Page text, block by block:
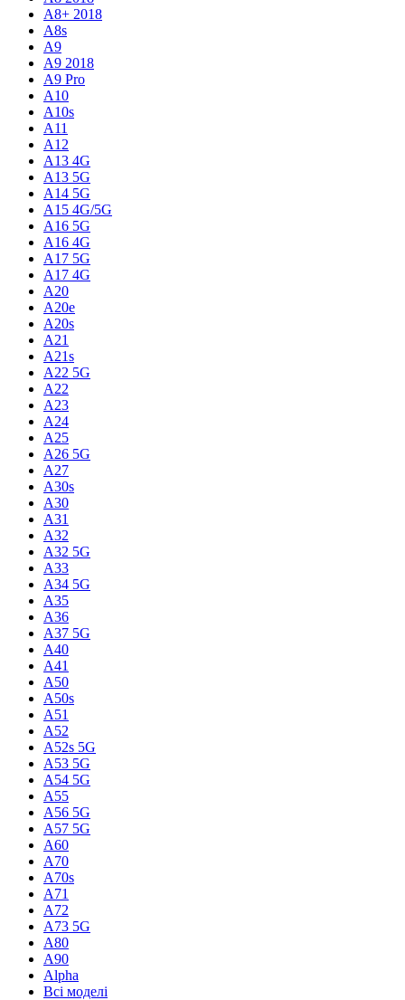
A8+ 2018
A8s
A9
A9 2018
A9 Pro
A10
A10s
A11
A12
A13 4G
A13 5G
A14 5G
A15 4G/5G
A16 5G
A16 4G
A17 5G
A17 4G
A20
A20e
A20s
A21
A21s
A22 5G
A22
A23
A24
A25
A26 5G
A27
A30s
A30
A31
A32
A32 5G
A33
A34 5G
A35
A36
A37 5G
A40
A41
A50
A50s
A51
A52
A52s 5G
A53 5G
A54 5G
A55
A56 5G
A57 5G
A60
A70
A70s
A71
A72
A73 5G
A80
A90
Alpha
Всі моделі